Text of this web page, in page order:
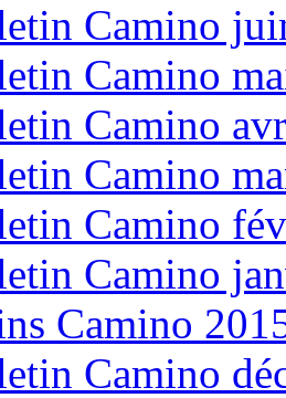
Camino
Camino
Camino
Camino
Camino
Camino
Camino
Camino